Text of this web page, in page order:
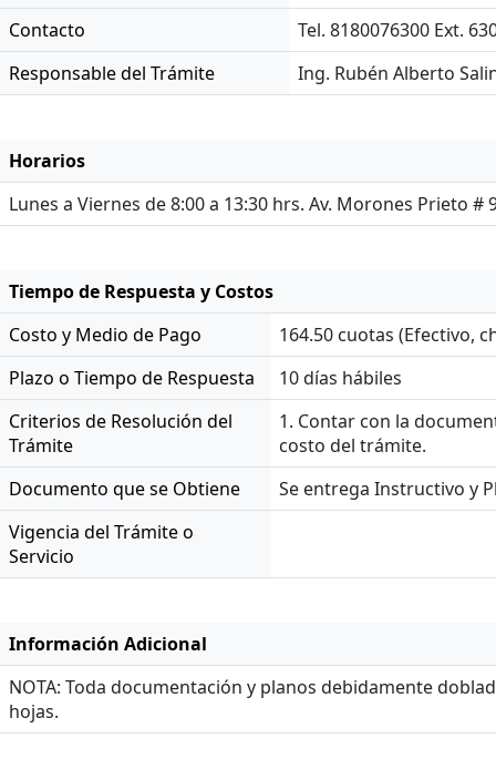
Contacto
Tel. 8180076300 Ext.
Responsable del Trámite
Ing. Rubén Alberto
Horarios
Lunes a Viernes de 8:00 a 13:30 hrs. Av. Morones Prieto
Tiempo de Respuesta y Costos
Costo y Medio de Pago
164.50 cuotas (Efectivo,
Plazo o Tiempo de Respuesta
10 días hábiles
Criterios de Resolución del
Trámite
1. Contar con la
costo del trámite.
Documento que se Obtiene
Se entrega Instructivo y
Vigencia del Trámite o
Servicio
Información Adicional
NOTA: Toda documentación y planos debidamente
hojas.